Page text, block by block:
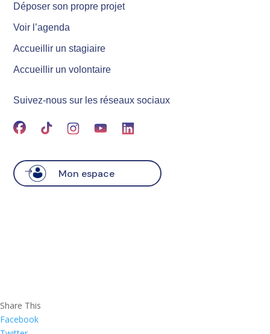
Déposer son propre projet
Voir l’agenda
Accueillir un stagiaire
Accueillir un volontaire
Suivez-nous sur les réseaux sociaux
Mon espace
Share This
Facebook